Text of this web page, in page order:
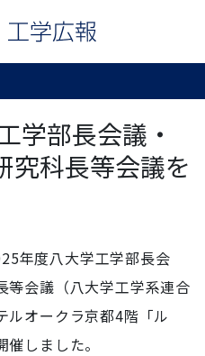
学部長会議・
究科長等会議を
年度八大学工学部長会
等会議（八大学工学系連合
オークラ京都4階「ル
しました。